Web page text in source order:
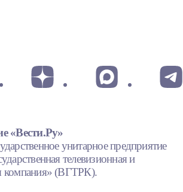
«Вести.Ру»
унитарное предприятие
телевизионная и
компания» (ВГТРК).